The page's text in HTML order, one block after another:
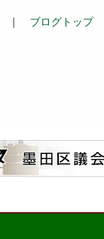
｜ ブログトップ